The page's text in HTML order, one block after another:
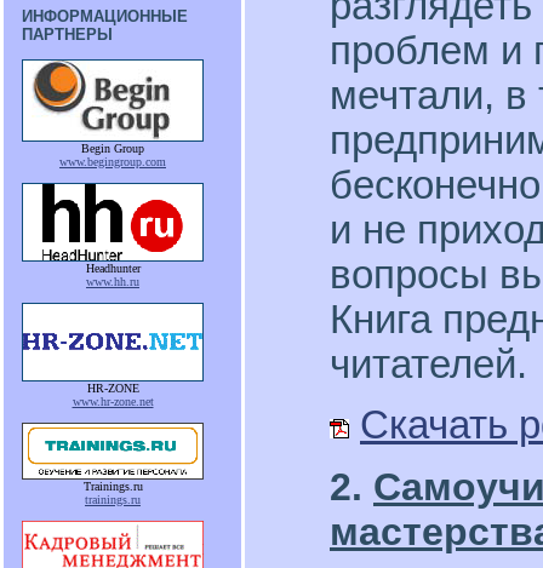
ИНФОРМАЦИОННЫЕ
ПАРТНЕРЫ
Begin Group
www.begingroup.com
Headhunter
www.hh.ru
HR-ZONE
www.hr-zone.net
Trainings.ru
trainings.ru
проблем и
мечтали, в
и не
вопросы
Книга
читателей.
Скачать
2.